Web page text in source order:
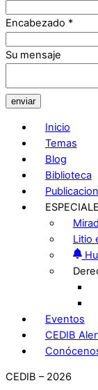
Encabezado *
Su mensaje
enviar
Inicio
Temas
Blog
Biblioteca
Litio
Eventos
CEDIB
CEDIB – 2026